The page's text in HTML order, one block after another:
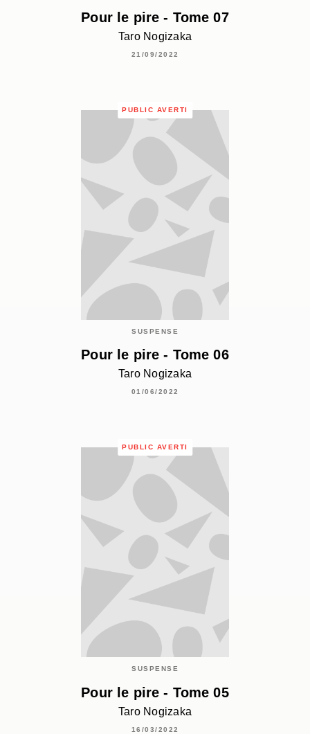
Pour le pire - Tome 07
Taro Nogizaka
21/09/2022
PUBLIC AVERTI
SUSPENSE
Pour le pire - Tome 06
Taro Nogizaka
01/06/2022
PUBLIC AVERTI
SUSPENSE
Pour le pire - Tome 05
Taro Nogizaka
16/03/2022